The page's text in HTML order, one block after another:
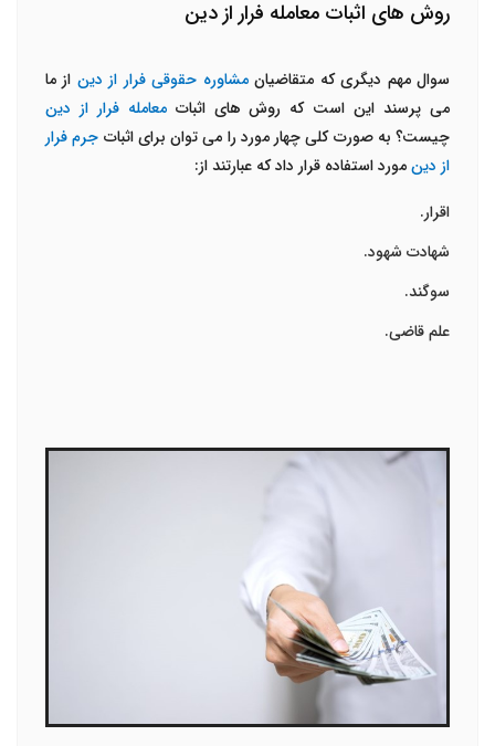
روش های اثبات معامله فرار از دین
سوال مهم دیگری که متقاضیانمشاوره حقوقی فرار از دین از ما
می پرسند این است که روش های اثباتمعامله فرار از دین
چیست؟ به صورت کلی چهار مورد را می توان برای اثبات جرم فرار
از دینمورد استفاده قرار داد که عبارتند از:
اقرار.
شهادت شهود.
سوگند.
علم قاضی.